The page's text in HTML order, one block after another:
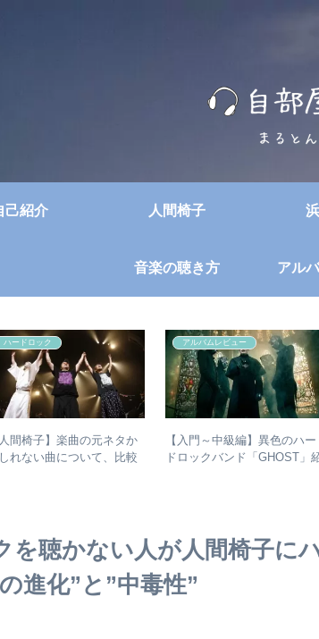
己紹介 人間椅子
音楽の聴き方 アル
ハードロック
人間椅子】楽曲の元ネタか
れない曲について、比較
アルバムレビュー
【入門～中級編】異色のハー
ドロックバンド「GHOST」
を聴かない人が人間椅子に
進化”と”中毒性”